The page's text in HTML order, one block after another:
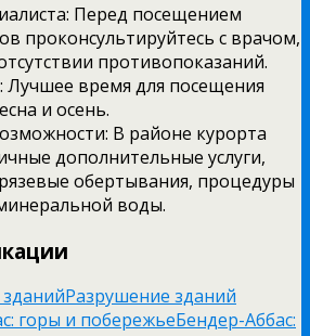
Перед посещением
проконсультируйтесь с врачом,
противопоказаний.
время для посещения
и осень.
В районе курорта
дополнительные услуги,
обертывания, процедуры
воды.
Разрушение зданий
Бендер-Аббас: